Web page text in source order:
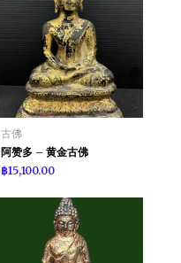
古佛
阿赞多 – 黄金古佛
฿15,100.00